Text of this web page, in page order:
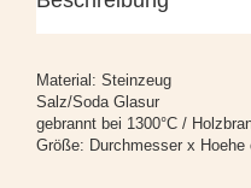
Material: Steinzeug
Salz/Soda Glasur
gebrannt bei 1300°C /
Größe: Durchmesser x